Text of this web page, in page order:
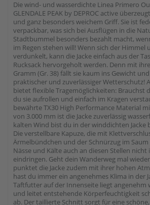
Die wind- und wasserdichte Linea Primero
GLENDALE PEAK by DEPROC active
und ganz besonders weichem Griff. Sie ist
verpackbar, was sich bei Ausflügen in die
Stadtbummel besonders bezahlt macht,
im Regen stehen will! Wenn sich der Himmel
verdunkelt, kann die Jacke einfach aus der
Rucksack hervorgeholt werden. Denn mit
Gramm (Gr. 38) fällt sie kaum ins Gewicht
praktischer und zuverlässiger Wetterschutz!
bietet flexible Tragemöglichkeiten: Brauchst
du sie aufrollen und einfach im Kragen
bewährte TX30 High Performance Material
von 3.000 mm ist die Jacke zuverlässig
kalten Wind bist du in der winddichten Jacke
Die verstellbare Kapuze, die mit
Ärmelbündchen und der Schnürzug im
Nässe und Kälte auch an diesen Stellen nicht
eindringen. Geht dein Wanderweg mal
punktet die Jacke zudem mit ihrer hohen
hast du immer ein angenehmes Klima in der
Taftfutter auf der Innenseite liegt angenehm
und leitet entstehende Körperfeuchtigkeit
ab. Der taillierte Schnitt sorgt für eine